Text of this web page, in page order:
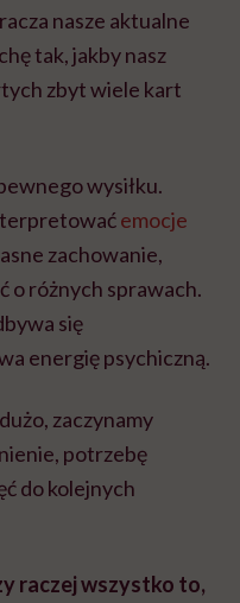
nasze aktualne
tak, jakby nasz
zbyt wiele kart
wysiłku.
emocje
zachowanie,
o różnych sprawach.
się
energię psychiczną.
zaczynamy
potrzebę
do kolejnych
raczej wszystko to,